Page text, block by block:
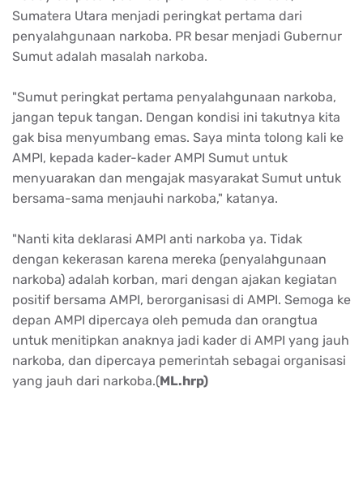
Sumatera Utara menjadi peringkat pertama dari
penyalahgunaan narkoba. PR besar menjadi Gubernur
Sumut adalah masalah narkoba.
"Sumut peringkat pertama penyalahgunaan narkoba,
jangan tepuk tangan. Dengan kondisi ini takutnya kita
gak bisa menyumbang emas. Saya minta tolong kali ke
AMPI, kepada kader-kader AMPI Sumut untuk
menyuarakan dan mengajak masyarakat Sumut untuk
bersama-sama menjauhi narkoba," katanya.
"Nanti kita deklarasi AMPI anti narkoba ya. Tidak
dengan kekerasan karena mereka (penyalahgunaan
narkoba) adalah korban, mari dengan ajakan kegiatan
positif bersama AMPI, berorganisasi di AMPI. Semoga ke
depan AMPI dipercaya oleh pemuda dan orangtua
untuk menitipkan anaknya jadi kader di AMPI yang jauh
narkoba, dan dipercaya pemerintah sebagai organisasi
yang jauh dari narkoba.(ML.hrp)